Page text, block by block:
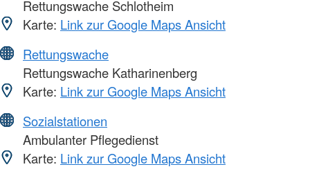
Rettungswache Schlotheim
Karte: Link zur Google Maps Ansicht
Rettungswache
Rettungswache Katharinenberg
Karte: Link zur Google Maps Ansicht
Sozialstationen
Ambulanter Pflegedienst
Karte: Link zur Google Maps Ansicht